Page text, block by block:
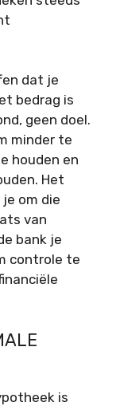
dat je
bedrag is
geen doel.
minder te
houden en
Het
om die
van
bank je
controle te
is